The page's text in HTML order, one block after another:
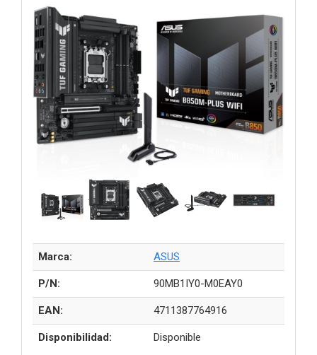
Marca: ASUS
P/N: 90MB1IY0-M0EAY0
EAN: 4711387764916
Disponibilidad: Disponible